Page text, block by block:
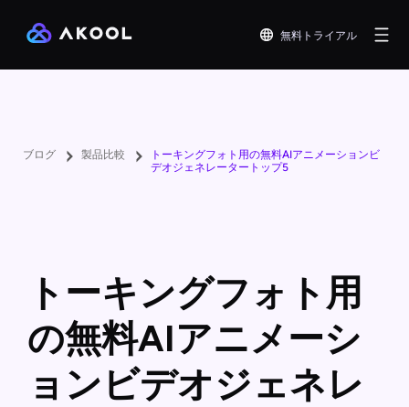
無料トライアル
ブログ 製品比較
トーキングフォト用の無料AIアニメーションビ
デオジェネレータートップ5
トーキングフォト用
の無料AIアニメーシ
ョンビデオジェネレ